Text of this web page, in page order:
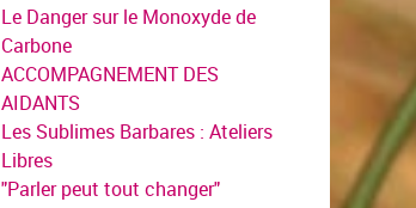
Le Danger sur le Monoxyde de
Carbone
ACCOMPAGNEMENT DES
AIDANTS
Les Sublimes Barbares : Ateliers
Libres
"Parler peut tout changer"